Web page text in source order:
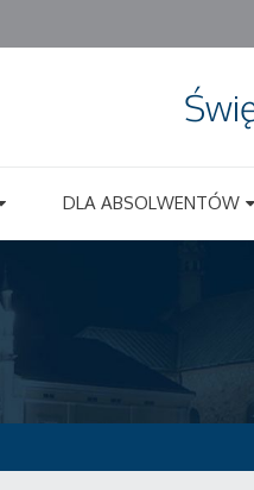
DLA ABSOLWENTÓW